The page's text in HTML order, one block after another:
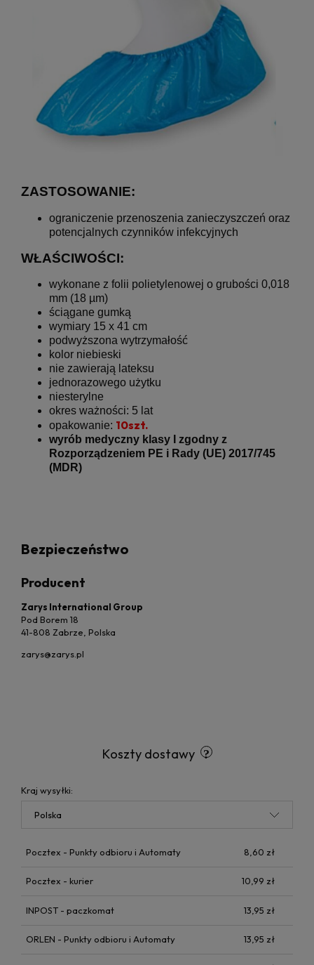
ZASTOSOWANIE:
ograniczenie przenoszenia zanieczyszczeń oraz
potencjalnych czynników infekcyjnych
WŁAŚCIWOŚCI:
wykonane z folii polietylenowej o grubości 0,018
mm (18 µm)
ściągane gumką
wymiary 15 x 41 cm
podwyższona wytrzymałość
kolor niebieski
nie zawierają lateksu
jednorazowego użytku
niesterylne
okres ważności: 5 lat
opakowanie: 10szt.
wyrób medyczny klasy I zgodny z
Rozporządzeniem PE i Rady (UE) 2017/745
(MDR)
Bezpieczeństwo
Producent
Zarys International Group
Pod Borem 18
41-808 Zabrze, Polska
zarys@zarys.pl
Koszty dostawy
Kraj wysyłki:
Pocztex - Punkty odbioru i Automaty 8,60 zł
Pocztex - kurier 10,99 zł
INPOST - paczkomat 13,95 zł
ORLEN - Punkty odbioru i Automaty 13,95 zł